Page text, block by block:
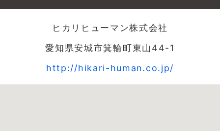
ヒカリヒューマン株式会社
愛知県安城市箕輪町東山44-1
http://hikari-human.co.jp/